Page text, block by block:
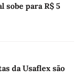
para R$ 5
da Usaflex são